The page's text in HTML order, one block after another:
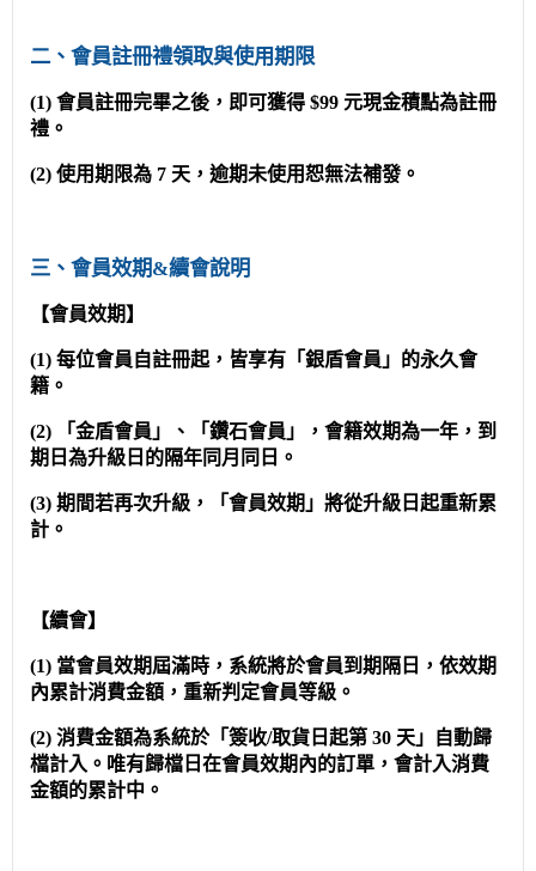
二、會員註冊禮領取與使用期限
(1) 會員註冊完畢之後，即可獲得 $99 元現金積點為註冊
禮。
(2) 使用期限為 7 天，逾期未使用恕無法補發。
三、會員效期&續會說明
【會員效期】
(1) 每位會員自註冊起，皆享有「銀盾會員」的永久會
籍。
(2) 「金盾會員」、「鑽石會員」，會籍效期為一年，到
期日為升級日的隔年同月同日。
(3) 期間若再次升級，「會員效期」將從升級日起重新累
計。
【續會】
(1) 當會員效期屆滿時，系統將於會員到期隔日，依效期
內累計消費金額，重新判定會員等級。
(2) 消費金額為系統於「簽收/取貨日起第 30 天」自動歸
檔計入。唯有歸檔日在會員效期內的訂單，會計入消費
金額的累計中。